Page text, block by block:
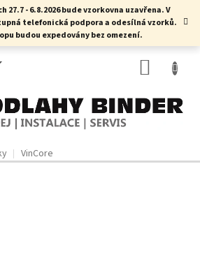
27.7 - 6.8.2026 bude vzorkovna uzavřena. V
telefonická podpora a odesílná vzorků.
budou expedovány bez omezení.
VinCore